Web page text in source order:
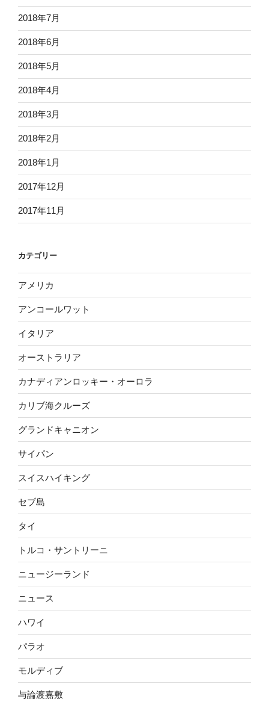
2018年7月
2018年6月
2018年5月
2018年4月
2018年3月
2018年2月
2018年1月
2017年12月
2017年11月
カテゴリー
アメリカ
アンコールワット
イタリア
オーストラリア
カナディアンロッキー・オーロラ
カリブ海クルーズ
グランドキャニオン
サイパン
スイスハイキング
セブ島
タイ
トルコ・サントリーニ
ニュージーランド
ニュース
ハワイ
パラオ
モルディブ
与論渡嘉敷